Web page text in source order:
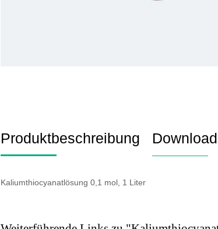
Produktbeschreibung
Kaliumthiocyanatlösung 0,1 mol, 1 Liter